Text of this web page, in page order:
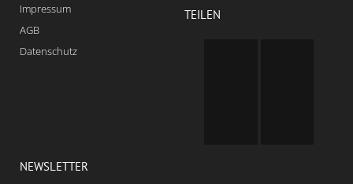
Impressum
AGB
Datenschutz
TEILEN
NEWSLETTER